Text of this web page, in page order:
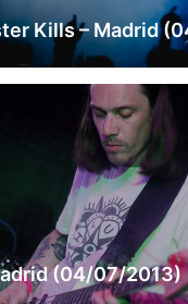
Kills – Madrid
(04/07/2013)